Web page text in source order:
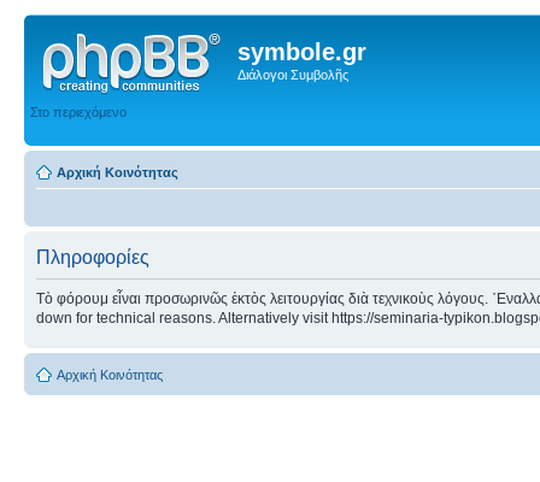
symbole.gr
Διάλογοι Συμβολῆς
Στο περιεχόμενο
Αρχική Κοινότητας
Πληροφορίες
Τὸ φόρουμ εἶναι προσωρινῶς ἐκτὸς λειτουργίας διὰ τεχνικοὺς λόγους.
down for technical reasons. Alternatively visit https://seminaria-
Αρχική Κοινότητας